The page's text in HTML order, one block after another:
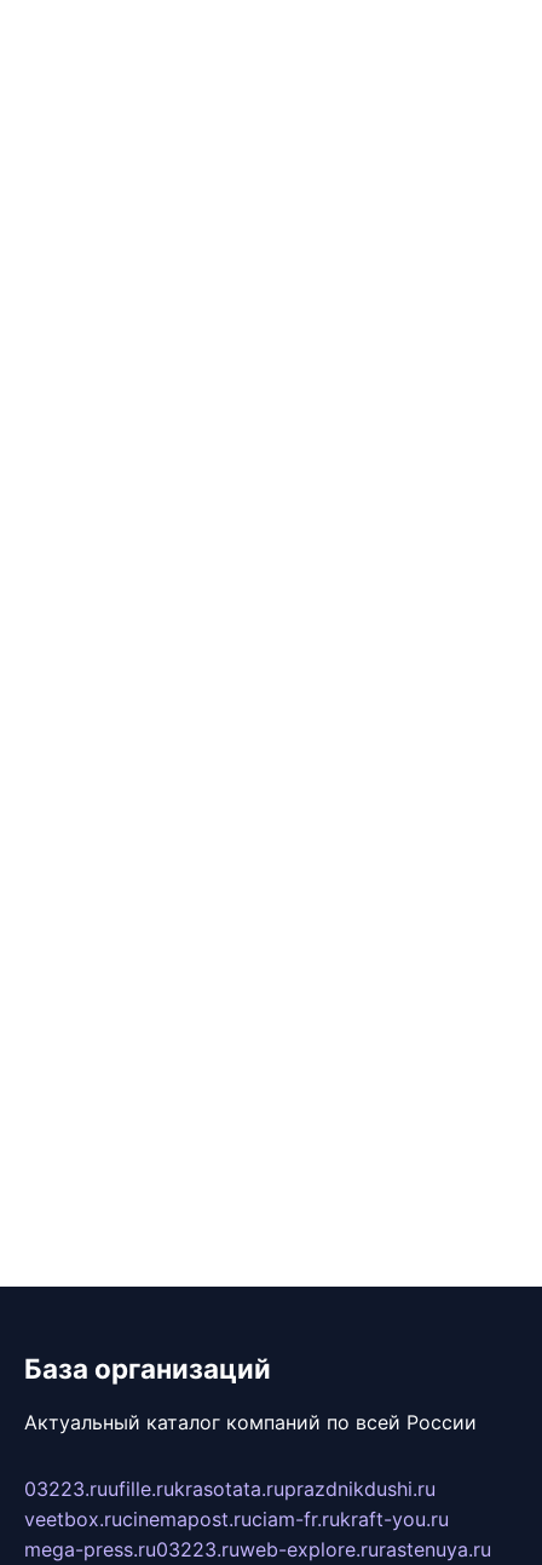
База организаций
Актуальный каталог компаний по всей России
03223.ruufille.rukrasotata.ruprazdnikdushi.ru
veetbox.rucinemapost.ruciam-fr.rukraft-you.ru
mega-press.ru03223.ruweb-explore.rurastenuya.ru